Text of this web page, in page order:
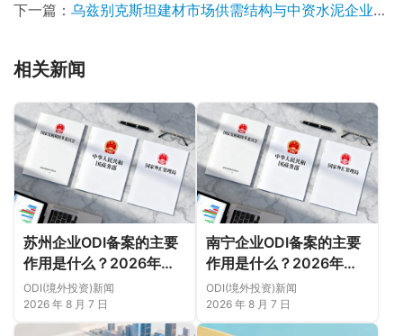
下一篇： 乌兹别克斯坦建材市场供需结构与中资水泥企业准入机遇
相关新闻
苏州企业ODI备案的主要
作用是什么？2026年新
规下先把这几个问题弄明
白（附成功案例与正规靠
谱代办中介推荐）
ODI(境外投资)新闻
2026 年 8 月 7 日
南宁企业ODI备案的主要
作用是什么？2026年新
规下，把这件事说透
ODI(境外投资)新闻
2026 年 8 月 7 日